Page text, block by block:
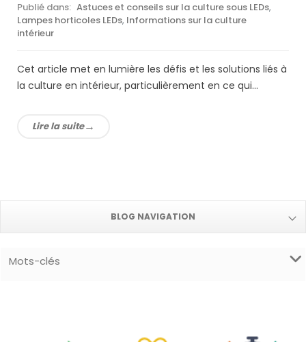
Publié dans: Astuces et conseils sur la culture sous LEDs,
Lampes horticoles LEDs, Informations sur la culture
intérieur
Cet article met en lumière les défis et les solutions liés à
la culture en intérieur, particulièrement en ce qui...
Lire la suite
BLOG NAVIGATION
Mots-clés